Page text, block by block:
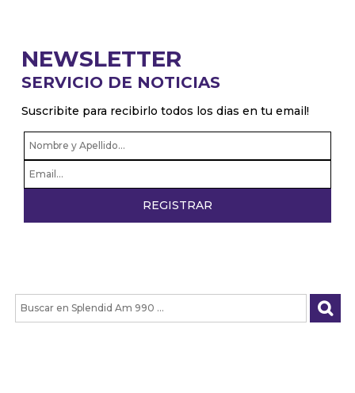
La rosca política se da en navidad
NEWSLETTER
SERVICIO DE NOTICIAS
Suscribite para recibirlo todos los dias en tu email!